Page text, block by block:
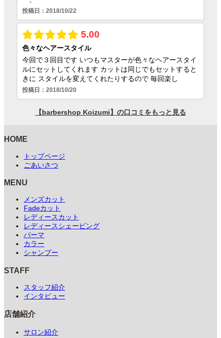
HOME
トップページ
ごあいさつ
MENU
メンズカット
Fadeカット
レディースカット
レディースシェービング
パーマ
カラー
シャンプー
STAFF
スタッフ紹介
インタビュー
店舗紹介
サロン紹介